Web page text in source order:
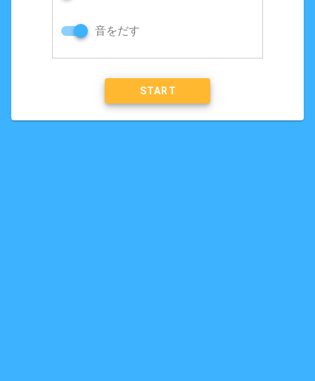
音をだす
START